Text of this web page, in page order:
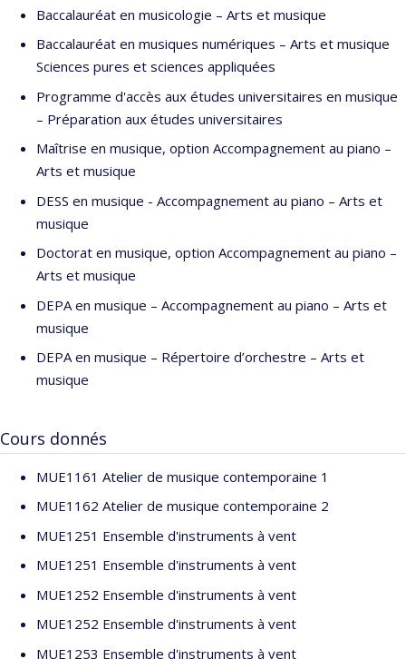
Orchestre national de Bordeaux Aquitaine, Orquestra Sinfónica
Il fait ses débuts lyriques auTeatro alla Scala, Milan
codirigeant la création de Quartettde Luca Francesconi, à l’Opéra
de Lyon(2013) et à l’Opéra national de Bordeaux
Il est régulièrement invité par les ensembles spécialisés en
musique contemporaine :
Société de musique contemporaine du Québec.
Récipiendaire duPrix Opus 2010 Découverte de l’année , il a
enregistré deux récitals de piano pour l’émission
Jean-Michaël Lavoie est professeur agrégé à la
musique de l’Université de Montréal, où il dirige et enseigne
parcours professionnalisant en musique contemporaine
Jean-Michaël Lavoie prendra la succession de Lorraine
Vaillancourt à la direction artistique et musicale duNouvel
Ensemble Moderneà partir de la saison 2024-25.
Baccalauréat en musicologie – Arts et musique
Baccalauréat en musiques numériques – Arts et musique
Sciences pures et sciences appliquées
Programme d'accès aux études universitaires en musique
– Préparation aux études universitaires
Maîtrise en musique, option Accompagnement au piano –
Arts et musique
DESS en musique - Accompagnement au piano – Arts et
musique
Doctorat en musique, option Accompagnement au piano –
Arts et musique
DEPA en musique – Accompagnement au piano – Arts et
musique
DEPA en musique – Répertoire d’orchestre – Arts et
musique
Cours donnés
MUE1161 Atelier de musique contemporaine 1
MUE1162 Atelier de musique contemporaine 2
MUE1251 Ensemble d'instruments à vent
MUE1251 Ensemble d'instruments à vent
MUE1252 Ensemble d'instruments à vent
MUE1252 Ensemble d'instruments à vent
MUE1253 Ensemble d'instruments à vent